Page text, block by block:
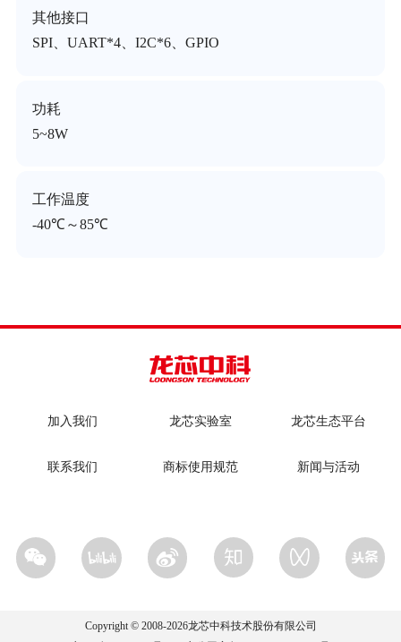
其他接口
SPI、UART*4、I2C*6、GPIO
功耗
5~8W
工作温度
-40℃～85℃
加入我们 龙芯实验室 龙芯生态平台
联系我们 商标使用规范 新闻与活动
Copyright © 2008-2026龙芯中科技术股份有限公司